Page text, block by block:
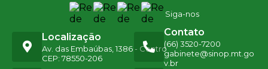
Siga-nos
Localização
Av. das Embaúbas, 1386 - Centro
CEP: 78550-206
Contato
(66) 3520-7200
gabinete@sinop.mt.go
v.br